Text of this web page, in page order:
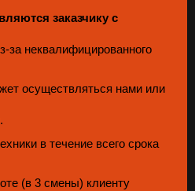
заказчику с
за неквалифицированного
осуществляться нами или
в течение всего срока
(в 3 смены) клиенту